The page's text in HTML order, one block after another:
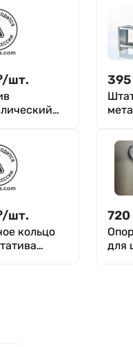
/шт.
M. Med
395
Ш-
/шт.
кольцо
720
для